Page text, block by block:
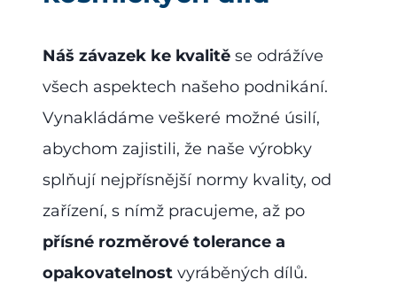
Náš závazek ke kvalitě se odrážíve
všech aspektech našeho podnikání.
Vynakládáme veškeré možné úsilí,
abychom zajistili, že naše výrobky
splňují nejpřísnější normy kvality, od
zařízení, s nímž pracujeme, až po
přísné rozměrové tolerance a
opakovatelnost vyráběných dílů.